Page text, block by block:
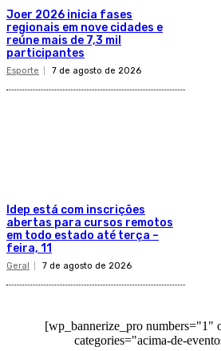
Joer 2026 inicia fases
regionais em nove cidades e
reúne mais de 7,3 mil
participantes
Esporte 7 de agosto de 2026
Idep está com inscrições
abertas para cursos remotos
em todo estado até terça –
feira, 11
Geral 7 de agosto de 2026
[wp_bannerize_pro numbers="1"
categories="acima-de-